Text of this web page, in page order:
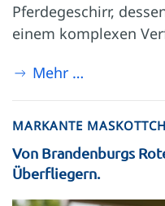
Pferde­geschirr,
einem komplexen
Mehr …
MARKANTE
Von Brandenburgs
Überfliegern.